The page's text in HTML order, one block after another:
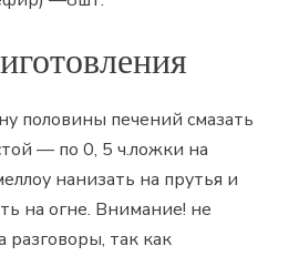
половины печений смазать
— по 0, 5 ч.ложки на
нанизать на прутья и
на огне. Внимание! не
разговоры, так как